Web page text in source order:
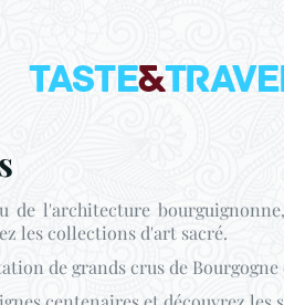
de l'architecture
les collections d'art sacré.
de grands crus de Bourgogne